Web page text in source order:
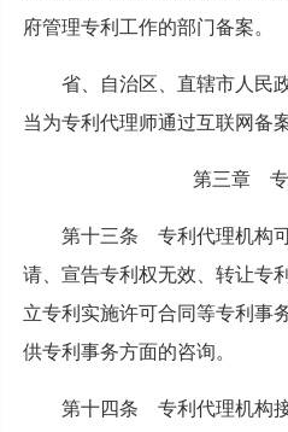
府管理专利工作的部门备案。
省、自治区、直辖市人民政
当为专利代理师通过互联网备
第三章 专
第十三条 专利代理机构可
请、宣告专利权无效、转让专
立专利实施许可合同等专利事
供专利事务方面的咨询。
第十四条 专利代理机构接